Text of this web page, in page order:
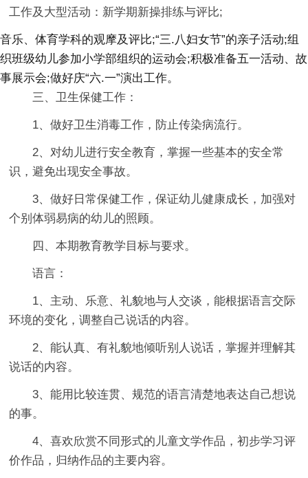
工作及大型活动：新学期新操排练与评比;
音乐、体育学科的观摩及评比;“三.八妇女节”的亲子活动;组
织班级幼儿参加小学部组织的运动会;积极准备五一活动、故
事展示会;做好庆“六.一”演出工作。
三、卫生保健工作：
1、做好卫生消毒工作，防止传染病流行。
2、对幼儿进行安全教育，掌握一些基本的安全常
识，避免出现安全事故。
3、做好日常保健工作，保证幼儿健康成长，加强对
个别体弱易病的幼儿的照顾。
四、本期教育教学目标与要求。
语言：
1、主动、乐意、礼貌地与人交谈，能根据语言交际
环境的变化，调整自己说话的内容。
2、能认真、有礼貌地倾听别人说话，掌握并理解其
说话的内容。
3、能用比较连贯、规范的语言清楚地表达自己想说
的事。
4、喜欢欣赏不同形式的儿童文学作品，初步学习评
价作品，归纳作品的主要内容。